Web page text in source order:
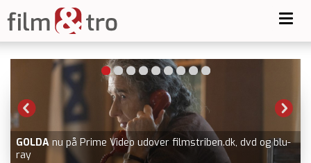
GOLDA nu på Prime Video udover filmstriben.dk, dvd og blu-
ray